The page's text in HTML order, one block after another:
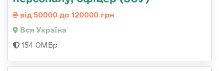
від 50000 до 120000 грн
Вся Україна
154 ОМБр